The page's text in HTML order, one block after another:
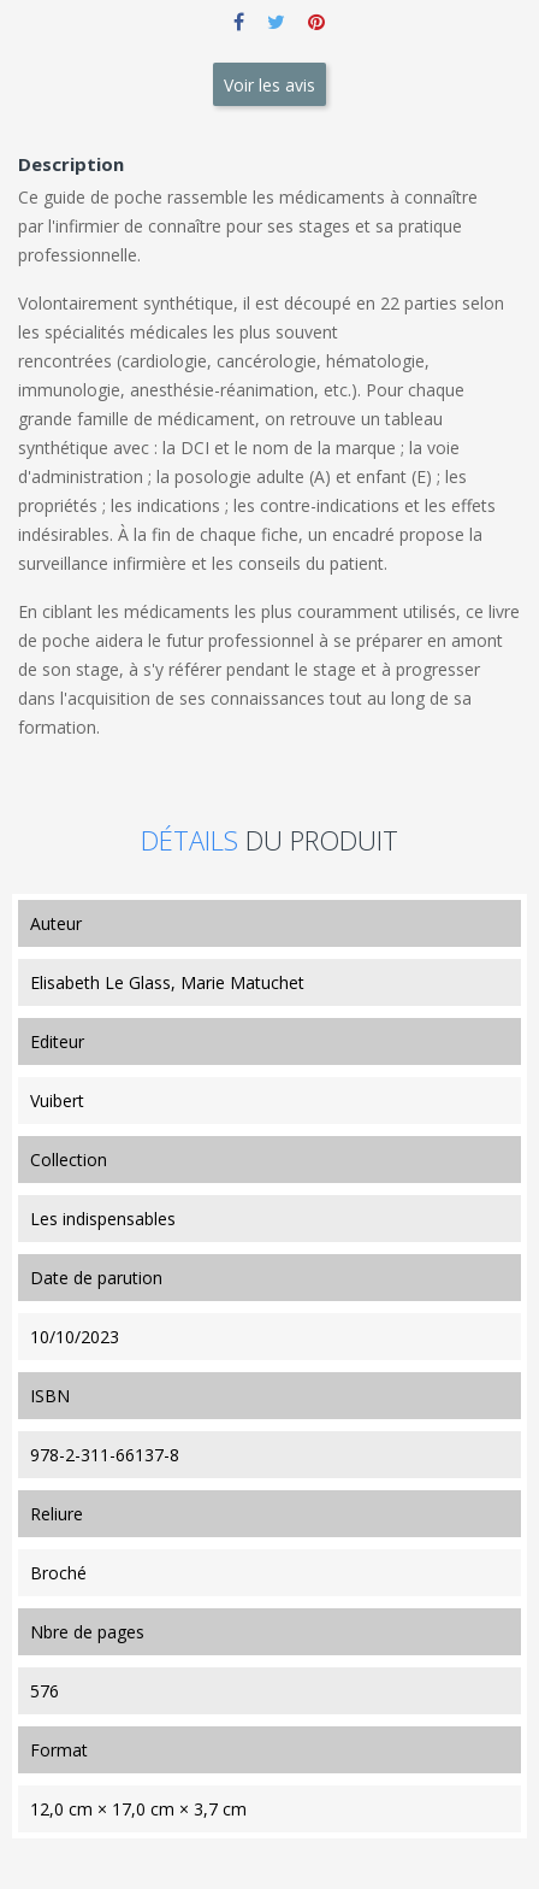
Voir les avis
Description
Ce guide de poche rassemble les médicaments à connaître
par l'infirmier de connaître pour ses stages et sa pratique
professionnelle.
Volontairement synthétique, il est découpé en 22 parties selon
les spécialités médicales les plus souvent
rencontrées (cardiologie, cancérologie, hématologie,
immunologie, anesthésie-réanimation, etc.). Pour chaque
grande famille de médicament, on retrouve un tableau
synthétique avec : la DCI et le nom de la marque ; la voie
d'administration ; la posologie adulte (A) et enfant (E) ; les
propriétés ; les indications ; les contre-indications et les effets
indésirables. À la fin de chaque fiche, un encadré propose la
surveillance infirmière et les conseils du patient.
En ciblant les médicaments les plus couramment utilisés, ce livre
de poche aidera le futur professionnel à se préparer en amont
de son stage, à s'y référer pendant le stage et à progresser
dans l'acquisition de ses connaissances tout au long de sa
formation.
DÉTAILS DU PRODUIT
auteur
Elisabeth Le Glass, Marie Matuchet
editeur
Vuibert
collection
Les indispensables
date de parution
10/10/2023
ISBN
978-2-311-66137-8
reliure
Broché
nbre de pages
576
format
12,0 cm × 17,0 cm × 3,7 cm